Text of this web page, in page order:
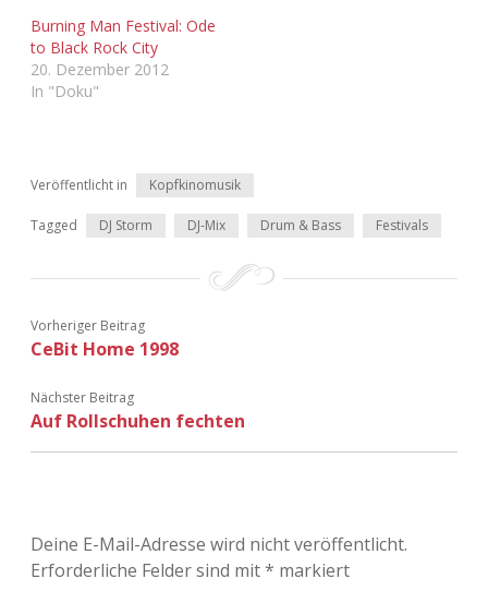
Burning Man Festival: Ode
to Black Rock City
20. Dezember 2012
In "Doku"
Veröffentlicht in Kopfkinomusik
Tagged DJ Storm DJ-Mix Drum & Bass Festivals
Vorheriger Beitrag
CeBit Home 1998
Nächster Beitrag
Auf Rollschuhen fechten
Deine E-Mail-Adresse wird nicht veröffentlicht.
Erforderliche Felder sind mit* markiert